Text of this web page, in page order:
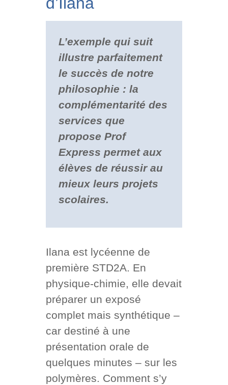
L’exemple qui suit
illustre parfaitement
le succès de notre
philosophie : la
complémentarité des
services que
propose Prof
Express permet aux
élèves de réussir au
mieux leurs projets
scolaires.
Ilana est lycéenne de
première STD2A. En
physique-chimie, elle devait
préparer un exposé
complet mais synthétique –
car destiné à une
présentation orale de
quelques minutes – sur les
polymères. Comment s’y